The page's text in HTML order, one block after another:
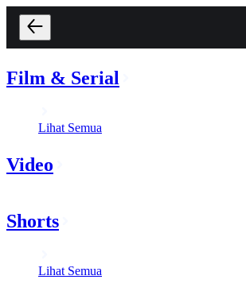
Film & Serial
Lihat Semua
Video
Shorts
Lihat Semua